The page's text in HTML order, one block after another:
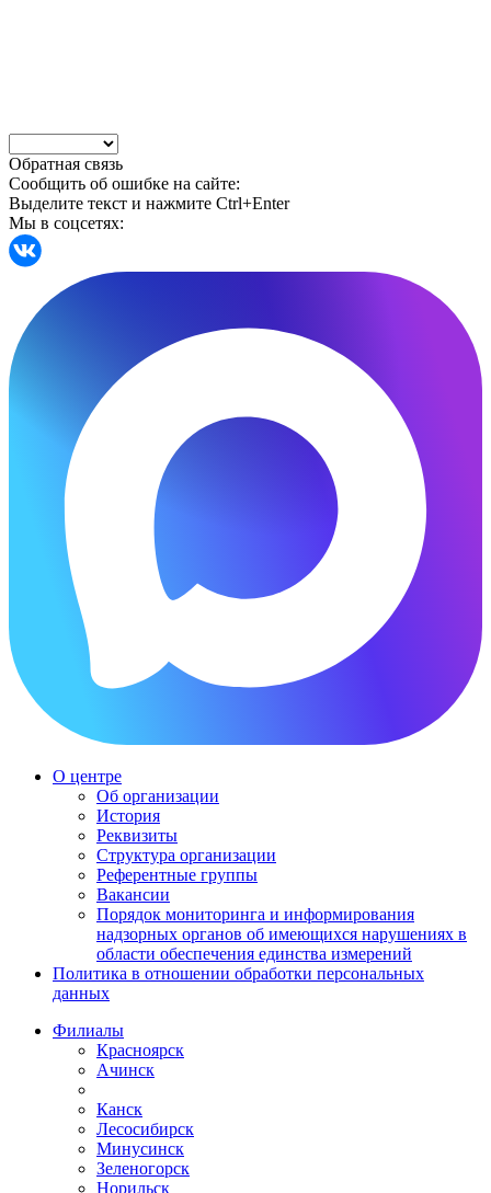
Обратная связь
Сообщить об ошибке на сайте:
Выделите текст и нажмите Ctrl+Enter
Мы в соцсетях:
О центре
Об организации
История
Реквизиты
Структура организации
Референтные группы
Вакансии
Порядок мониторинга и информирования
надзорных органов об имеющихся нарушениях в
области обеспечения единства измерений
Политика в отношении обработки персональных
данных
Филиалы
Красноярск
Ачинск
Канск
Лесосибирск
Минусинск
Зеленогорск
Норильск